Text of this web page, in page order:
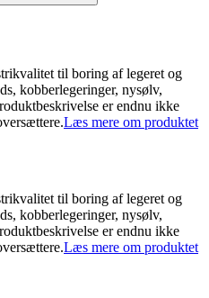
til boring af legeret og
kobberlegeringer, nysølv,
er endnu ikke
Læs mere om produktet
til boring af legeret og
kobberlegeringer, nysølv,
er endnu ikke
Læs mere om produktet